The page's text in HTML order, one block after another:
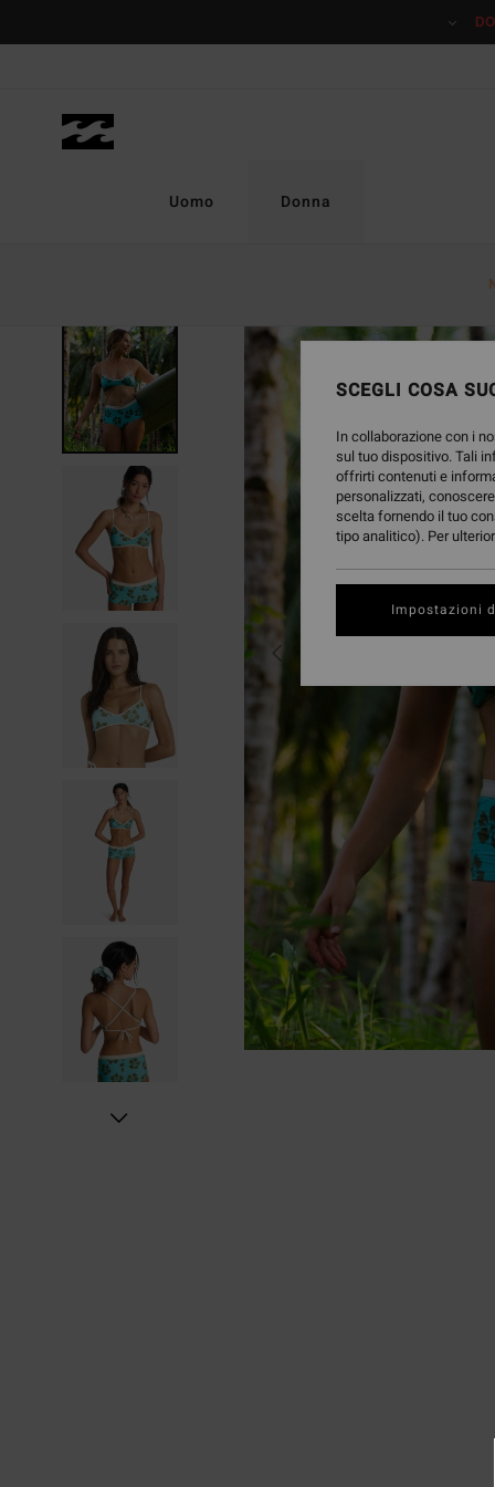
prodotto
Uomo Donna
SCEGLI COSA
In collaborazione con i
sul tuo dispositivo. Tali
offrirti contenuti e
personalizzati,
scelta fornendo il tuo
tipo analitico). Per
Impostazioni